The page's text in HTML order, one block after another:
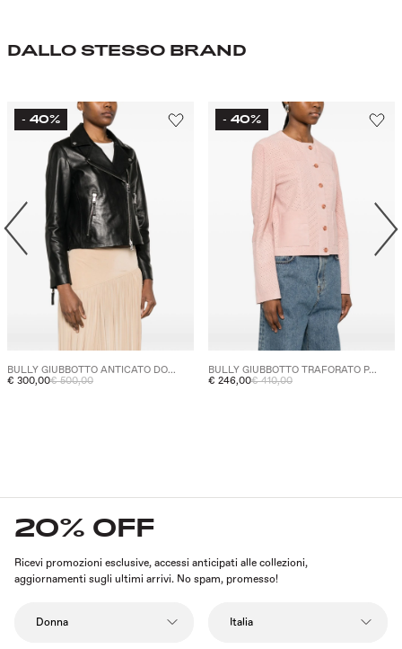
DALLO STESSO BRAND
- 40%
BULLY GIUBBOTTO ANTICATO DO...
€ 300,00€ 500,00
- 40%
BULLY GIUBBOTTO TRAFORATO P...
€ 246,00€ 410,00
20% OFF
Ricevi promozioni esclusive, accessi anticipati alle collezioni,
aggiornamenti sugli ultimi arrivi. No spam, promesso!